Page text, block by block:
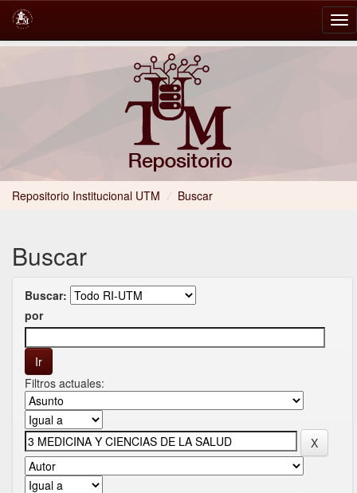
Repositorio Institucional UTM / Buscar
Buscar
Buscar:
por
Filtros actuales: